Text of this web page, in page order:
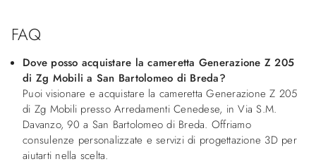
FAQ
Dove posso acquistare la cameretta Generazione Z 205
di Zg Mobili a San Bartolomeo di Breda?
Puoi visionare e acquistare la cameretta Generazione Z 205
di Zg Mobili presso Arredamenti Cenedese, in Via S.M.
Davanzo, 90 a San Bartolomeo di Breda. Offriamo
consulenze personalizzate e servizi di progettazione 3D per
aiutarti nella scelta.